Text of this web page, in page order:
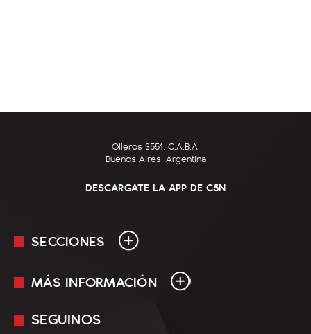
Olleros 3551, C.A.B.A.
Buenos Aires, Argentina
DESCARGATE LA APP DE C5N
SECCIONES
En Vivo
MÁS INFORMACIÓN
Mediakit
SEGUINOS